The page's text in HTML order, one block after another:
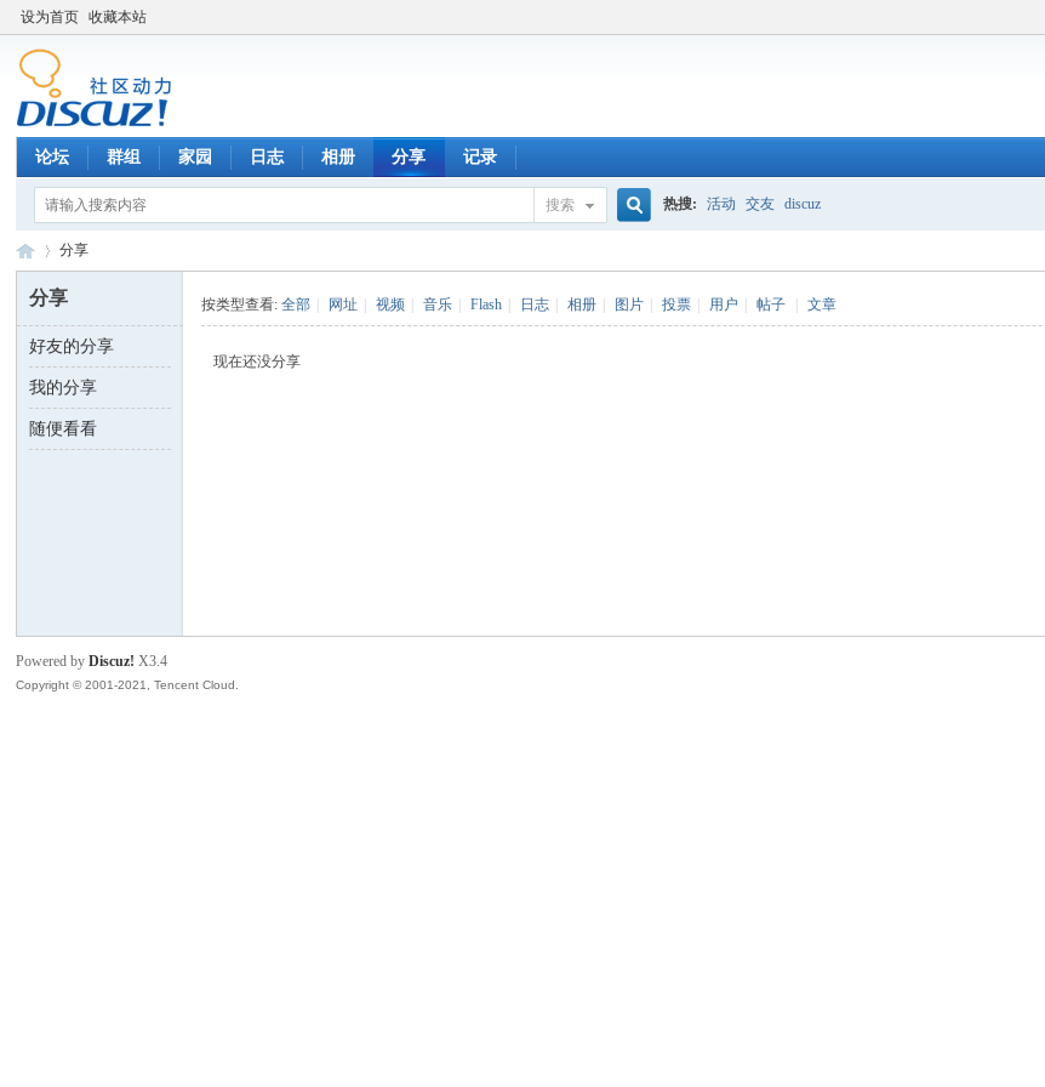
设为首页 收藏本站
论坛 群组 家园 日志 相册 分享 记录
搜索 热搜: 活动 交友 discuz
数 ›
分享
分享
好友的分享
我的分享
随便看看
按类型查看:全部 网址 视频 音乐 Flash 日志 相册 图片 投票 用户 帖子 文章
现在还没分享
Powered byDiscuz! X3.4
Copyright © 2001-2021, Tencent Cloud.